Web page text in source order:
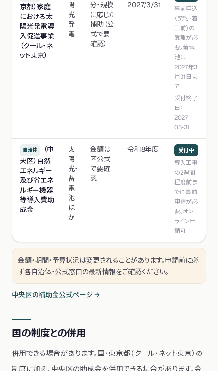
京都）家庭
における太
陽光発電導
入促進事業
（クール・ネ
ット東京）
陽
光
発
電
分・規模
に応じた
補助（公
式で要
確認）
2027/3/31
事前申込
（契約・着
工前）の
受理が必
要。蓄電
池は
2027年3
月31日ま
で
受付終了
日：
2027-
03-31
自治体
（中
央区）自然
エネルギー
及び省エネ
ルギー機器
等導入費助
成金
太
陽
光・
蓄
電
池
ほ
か
金額は
区公式
で要確
認
令和8年度 受付中
導入工事
の2週間
程度前ま
でに事前
申請が必
要。オン
ライン申
請可
金額・期間・予算状況は変更されることがあります。申請前に必
ず各自治体・公式窓口の最新情報をご確認ください。
中央区の補助金公式ページ →
国の制度との併用
併用できる場合があります。国・東京都（クール・ネット東京）の
制度に加え、中央区の助成金を併用できる場合があります。金